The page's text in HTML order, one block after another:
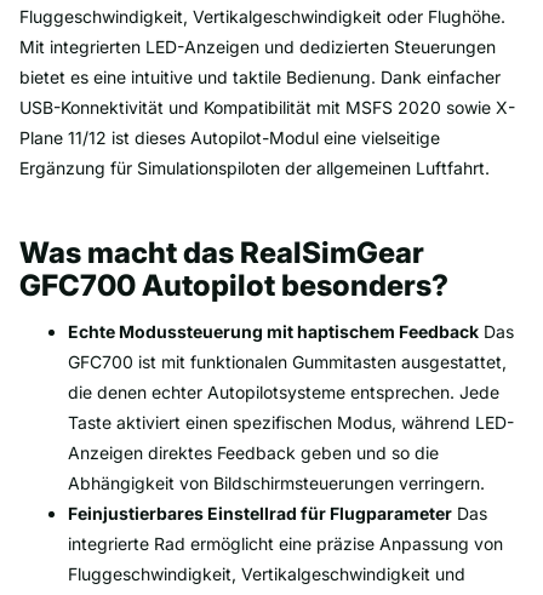
Fluggeschwindigkeit, Vertikalgeschwindigkeit oder Flughöhe.
Mit integrierten LED-Anzeigen und dedizierten Steuerungen
bietet es eine intuitive und taktile Bedienung. Dank einfacher
USB-Konnektivität und Kompatibilität mit MSFS 2020 sowie X-
Plane 11/12 ist dieses Autopilot-Modul eine vielseitige
Ergänzung für Simulationspiloten der allgemeinen Luftfahrt.
Was macht das RealSimGear
GFC700 Autopilot besonders?
Echte Modussteuerung mit haptischem Feedback Das
GFC700 ist mit funktionalen Gummitasten ausgestattet,
die denen echter Autopilotsysteme entsprechen. Jede
Taste aktiviert einen spezifischen Modus, während LED-
Anzeigen direktes Feedback geben und so die
Abhängigkeit von Bildschirmsteuerungen verringern.
Feinjustierbares Einstellrad für Flugparameter Das
integrierte Rad ermöglicht eine präzise Anpassung von
Fluggeschwindigkeit, Vertikalgeschwindigkeit und